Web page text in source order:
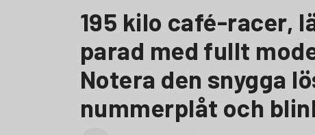
195 kilo café-racer,
parad med fullt
Notera den snygga
nummerplåt och